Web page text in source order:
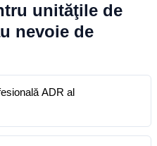
unităţile de
nevoie de
ADR al